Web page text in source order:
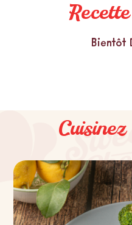
Bientôt